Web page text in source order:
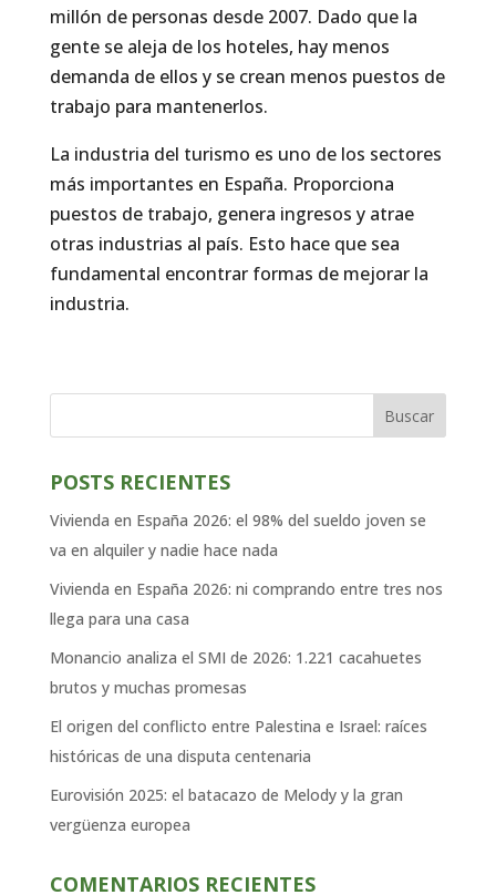
millón de personas desde 2007. Dado que la
gente se aleja de los hoteles, hay menos
demanda de ellos y se crean menos puestos de
trabajo para mantenerlos.
La industria del turismo es uno de los sectores
más importantes en España. Proporciona
puestos de trabajo, genera ingresos y atrae
otras industrias al país. Esto hace que sea
fundamental encontrar formas de mejorar la
industria.
Buscar
POSTS RECIENTES
Vivienda en España 2026: el 98% del sueldo joven se
va en alquiler y nadie hace nada
Vivienda en España 2026: ni comprando entre tres nos
llega para una casa
Monancio analiza el SMI de 2026: 1.221 cacahuetes
brutos y muchas promesas
El origen del conflicto entre Palestina e Israel: raíces
históricas de una disputa centenaria
Eurovisión 2025: el batacazo de Melody y la gran
vergüenza europea
COMENTARIOS RECIENTES